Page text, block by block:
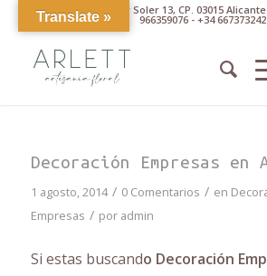
Av. Pintor Xavier Soler 13, CP. 03015
966359076 - +34 667373242
Decoración Empresas
1 agosto, 2014 / 0 Comentarios / en
Empresas / por admin
Si estas buscando Decoración
Translate »